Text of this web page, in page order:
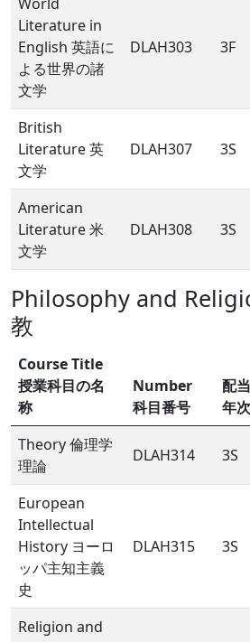
Literature in
English 英語に
よる世界の諸
文学
DLAH303 3F
British
Literature 英
文学
DLAH307 3S
American
Literature 米
文学
DLAH308 3S
Philosophy and
教
Course Title
授業科目の名
称
Number
科目番号
配当
年次
Theory 倫理学
理論
DLAH314 3S
European
Intellectual
History ヨーロ
ッパ主知主義
史
DLAH315 3S
Religion and